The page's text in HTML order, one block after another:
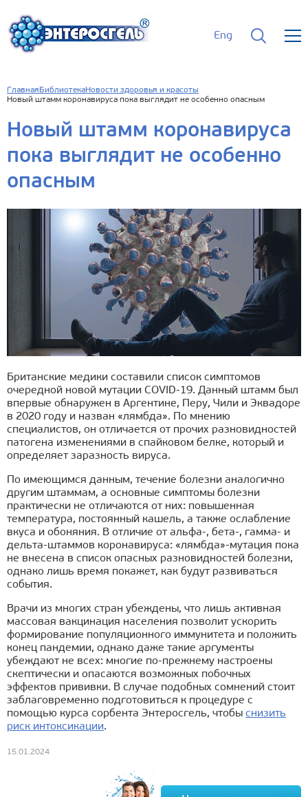
Eng
Главная БиблиотекаНовости здоровья и красоты
Новый штамм коронавируса пока выглядит не особенно опасным
Новый штамм коронавируса
пока выглядит не особенно
опасным
Британские медики составили список симптомов
очередной новой мутации COVID-19. Данный штамм был
впервые обнаружен в Аргентине, Перу, Чили и Эквадоре
в 2020 году и назван «лямбда». По мнению
специалистов, он отличается от прочих разновидностей
патогена изменениями в спайковом белке, который и
определяет заразность вируса.
По имеющимся данным, течение болезни аналогично
другим штаммам, а основные симптомы болезни
практически не отличаются от них: повышенная
температура, постоянный кашель, а также ослабление
вкуса и обоняния. В отличие от альфа-, бета-, гамма- и
дельта-штаммов коронавируса: «лямбда»-мутация пока
не внесена в список опасных разновидностей болезни,
однако лишь время покажет, как будут развиваться
события.
Врачи из многих стран убеждены, что лишь активная
массовая вакцинация населения позволит ускорить
формирование популяционного иммунитета и положить
конец пандемии, однако даже такие аргументы
убеждают не всех: многие по-прежнему настроены
скептически и опасаются возможных побочных
эффектов прививки. В случае подобных сомнений стоит
заблаговременно подготовиться к процедуре с
помощью курса сорбента Энтеросгель, чтобы снизить
риск интоксикации.
15.01.2024